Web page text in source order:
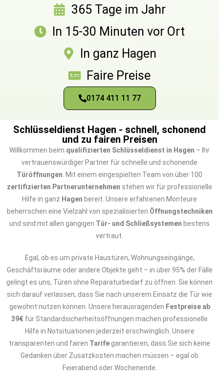
365 Tage im Jahr
In 15-30 Minuten vor Ort
In ganz Hagen
Faire Preise
0174 411 11 77
Schlüsseldienst Hagen - schnell, schonend
und zu fairen Preisen
Willkommen beim qualifizierten Schlüsseldienst in Hagen – Ihr
vertrauenswürdiger Partner für schnelle und schonende
Türöffnungen . Mit einem eingespielten Team von über 100
zertifizierten Partnerunternehmen stehen wir für professionelle
Hilfe in ganz Hagen bereit. Unsere erfahrenen Monteure
beherrschen eine Vielzahl von spezialisierten Öffnungstechniken
und sind mit allen gängigen Tür- und Schließsystemen bestens
vertraut.
Egal, ob es um private Haustüren, Wohnungseingänge,
Geschäftsräume oder andere Objekte geht – in über 95% der Fälle
gelingt es uns, Türen ohne Reparaturbedarf zu öffnen. Sie können
sich darauf verlassen, dass Sie nach unserem Einsatz die Tür wie
gewohnt nutzen können. Unsere herausragenden Festpreise ab
39€ für Standardsicherheitsöffnungen machen professionelle
Hilfe in Notsituationen jederzeit erschwinglich. Unsere
transparenten und fairen Tarife garantieren, dass Sie sich keine
Gedanken über Zusatzkosten machen müssen – egal ob
Feierabend oder Wochenende.